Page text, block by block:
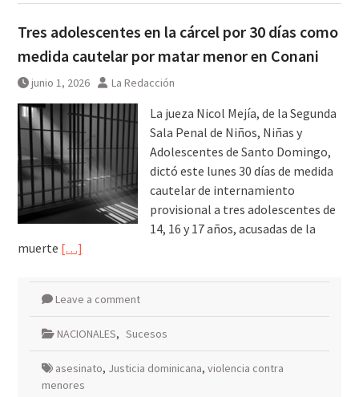
Tres adolescentes en la cárcel por 30 días como
medida cautelar por matar menor en Conani
junio 1, 2026 La Redacción
La jueza Nicol Mejía, de la Segunda
Sala Penal de Niños, Niñas y
Adolescentes de Santo Domingo,
dictó este lunes 30 días de medida
cautelar de internamiento
provisional a tres adolescentes de
14, 16 y 17 años, acusadas de la
muerte […]
Leave a comment
NACIONALES, Sucesos
asesinato, Justicia dominicana, violencia contra
menores